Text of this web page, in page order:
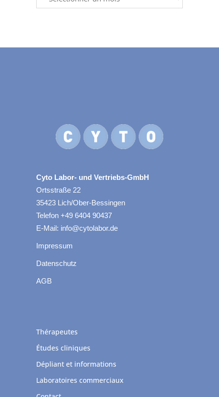
Cyto Labor- und Vertriebs-GmbH
Ortsstraße 22
35423 Lich/Ober-Bessingen
Telefon +49 6404 90437
E-Mail: info@cytolabor.de
Impressum
Datenschutz
AGB
Thérapeutes
Études cliniques
Dépliant et informations
Laboratoires commerciaux